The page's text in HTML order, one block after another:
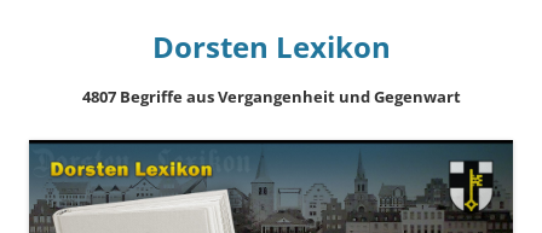
Dorsten Lexikon
4807 Begriffe aus Vergangenheit und Gegenwart